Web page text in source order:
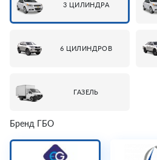
3 ЦИЛИНДРА
6 ЦИЛИНДРОВ
ГАЗЕЛЬ
Бренд ГБО